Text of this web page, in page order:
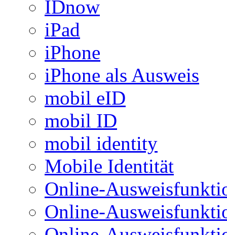
IDnow
iPad
iPhone
iPhone als Ausweis
mobil eID
mobil ID
mobil identity
Mobile Identität
Online-
Online-